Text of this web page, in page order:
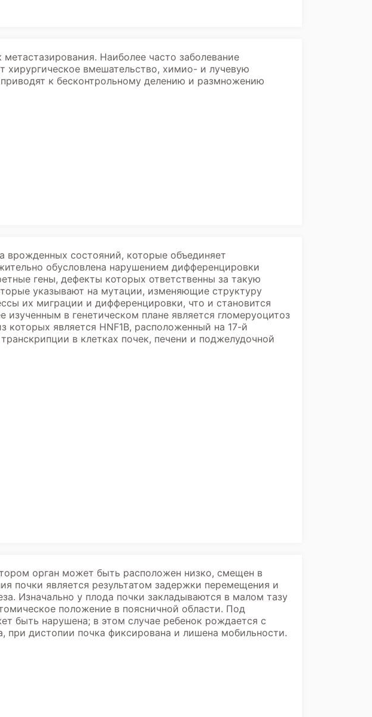
Наиболее часто заболевание
хирургическое вмешательство, химио- и лучевую
к бесконтрольному делению и размножению
врожденных состояний, которые объединяет
обусловлена нарушением дифференцировки
гены, дефекты которых ответственны за такую
указывают на мутации, изменяющие структуру
их миграции и дифференцировки, что и становится
в генетическом плане является гломеруоцитоз
которых является HNF1B, расположенный на 17-й
в клетках почек, печени и поджелудочной
орган может быть расположен низко, смещен в
почки является результатом задержки перемещения и
Изначально у плода почки закладываются в малом тазу
положение в поясничной области. Под
быть нарушена; в этом случае ребенок рождается с
при дистопии почка фиксирована и лишена мобильности.